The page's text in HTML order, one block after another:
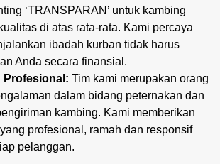
‘TRANSPARAN’ untuk kambing
di atas rata-rata. Kami percaya
ibadah kurban tidak harus
Anda secara finansial.
Profesional: Tim kami merupakan orang
dalam bidang peternakan dan
kambing. Kami memberikan
profesional, ramah dan responsif
pelanggan.